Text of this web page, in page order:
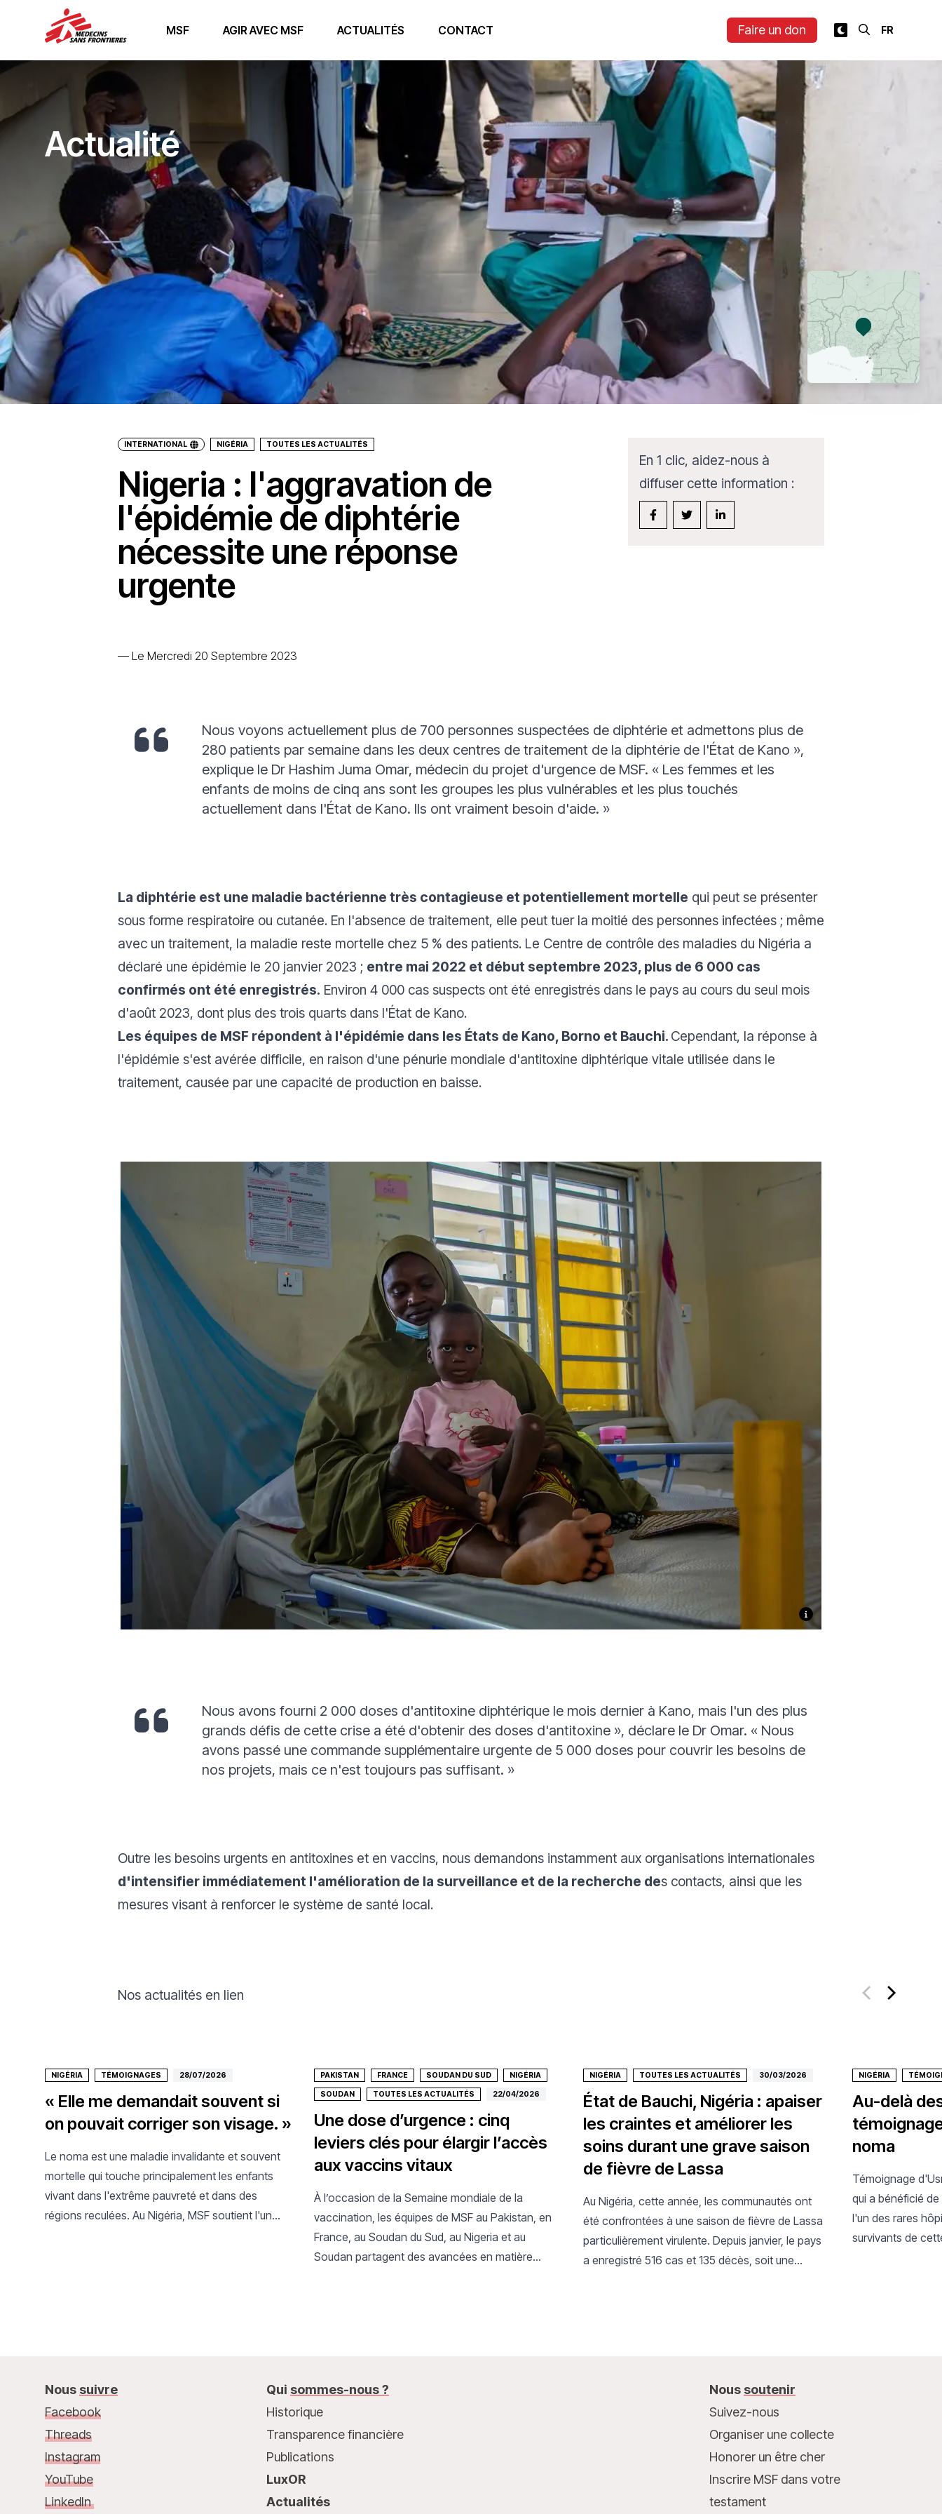
MSF AGIR AVEC MSF ACTUALITÉS CONTACT Faire un don
Actualité
INTERNATIONAL NIGÉRIA TOUTES LES ACTUALITÉS
Nigeria : l'aggravation de
l'épidémie de diphtérie
nécessite une réponse
urgente
— Le Mercredi 20 Septembre 2023
En 1 clic, aidez-nous à
diffuser cette information :
Nous voyons actuellement plus de 700 personnes suspectées de diphtérie et admettons plus de
280 patients par semaine dans les deux centres de traitement de la diphtérie de l'État de Kano »,
explique le Dr Hashim Juma Omar, médecin du projet d'urgence de MSF. « Les femmes et les
enfants de moins de cinq ans sont les groupes les plus vulnérables et les plus touchés
actuellement dans l'État de Kano. Ils ont vraiment besoin d'aide. »
La diphtérie est une maladie bactérienne très contagieuse et potentiellement mortelle qui peut se présenter
sous forme respiratoire ou cutanée. En l'absence de traitement, elle peut tuer la moitié des personnes infectées ; même
avec un traitement, la maladie reste mortelle chez 5 % des patients. Le Centre de contrôle des maladies du Nigéria a
déclaré une épidémie le 20 janvier 2023 ; entre mai 2022 et début septembre 2023, plus de 6 000 cas
confirmés ont été enregistrés. Environ 4 000 cas suspects ont été enregistrés dans le pays au cours du seul mois
d'août 2023, dont plus des trois quarts dans l'État de Kano.
Les équipes de MSF répondent à l'épidémie dans les États de Kano, Borno et Bauchi. Cependant, la réponse à
l'épidémie s'est avérée difficile, en raison d'une pénurie mondiale d'antitoxine diphtérique vitale utilisée dans le
traitement, causée par une capacité de production en baisse.
Nous avons fourni 2 000 doses d'antitoxine diphtérique le mois dernier à Kano, mais l'un des plus
grands défis de cette crise a été d'obtenir des doses d'antitoxine », déclare le Dr Omar. « Nous
avons passé une commande supplémentaire urgente de 5 000 doses pour couvrir les besoins de
nos projets, mais ce n'est toujours pas suffisant. »
Outre les besoins urgents en antitoxines et en vaccins, nous demandons instamment aux organisations internationales
d'intensifier immédiatement l'amélioration de la surveillance et de la recherche des contacts, ainsi que les
mesures visant à renforcer le système de santé local.
Nos actualités en lien
NIGÉRIA TÉMOIGNAGES 28/07/2026
« Elle me demandait souvent si
on pouvait corriger son visage. »
Le noma est une maladie invalidante et souvent
mortelle qui touche principalement les enfants
vivant dans l'extrême pauvreté et dans des
régions reculées. Au Nigéria, MSF soutient l'un
PAKISTAN FRANCE SOUDAN DU SUD NIGÉRIA
SOUDAN TOUTES LES ACTUALITÉS 22/04/2026
Une dose d’urgence : cinq
leviers clés pour élargir l’accès
aux vaccins vitaux
À l’occasion de la Semaine mondiale de la
vaccination, les équipes de MSF au Pakistan, en
France, au Soudan du Sud, au Nigeria et au
Soudan partagent des avancées en matière
NIGÉRIA TOUTES LES ACTUALITÉS 30/03/2026
État de Bauchi, Nigéria : apaiser
les craintes et améliorer les
soins durant une grave saison
de fièvre de Lassa
Au Nigéria, cette année, les communautés ont
été confrontées à une saison de fièvre de Lassa
particulièrement virulente. Depuis janvier, le pays
a enregistré 516 cas et 135 décès, soit une
NIGÉRIA
Au-delà
noma
Témoignage
qui a bénéficié
l'un des rares
survivants de
Nous suivre
Facebook
Threads
Instagram
YouTube
LinkedIn
Qui sommes-nous ?
Historique
Transparence financière
Publications
LuxOR
Actualités
Nous soutenir
Suivez-nous
Organiser une collecte
Honorer un être cher
Inscrire MSF dans votre
testament